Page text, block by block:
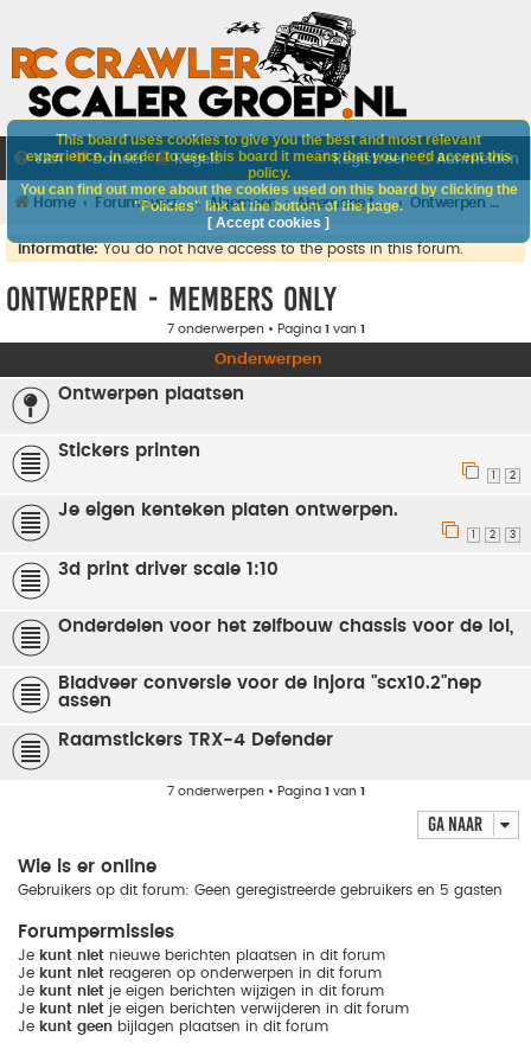
V&A Doneer Regels Aanmelden
Registreer
Home Forumoverzicht Algemeen Algemene techniek Ontwerpen - MEMBERS ONLY
Informatie:You do not have access to the posts in this forum.
Ontwerpen - MEMBERS ONLY
7 onderwerpen • Pagina 1 van 1
Onderwerpen
Ontwerpen plaatsen
Stickers printen
2
Je eigen kenteken platen ontwerpen.
1 2 3
3d print driver scale 1:10
Onderdelen voor het zelfbouw chassis voor de lol,
Bladveer conversie voor de Injora "scx10.2"nep
assen
Raamstickers TRX-4 Defender
7 onderwerpen • Pagina 1van 1
Ga naar
Wie is er online
Gebruikers op dit forum: Geen geregistreerde gebruikers en 5 gasten
Forumpermissies
Je kunt niet nieuwe berichten plaatsen in dit forum
Je kunt niet reageren op onderwerpen in dit forum
Je kunt niet je eigen berichten wijzigen in dit forum
Je kunt niet je eigen berichten verwijderen in dit forum
Je kunt geen bijlagen plaatsen in dit forum
This board uses cookies to give you the best and most relevant
experience. In order to use this board it means that you need accept this
policy.
You can find out more about the cookies used on this board by clicking the
"Policies" link at the bottom of the page.
[ Accept cookies ]